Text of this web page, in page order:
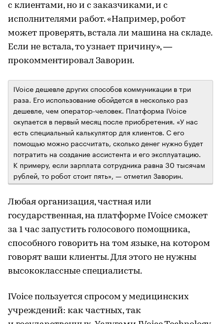
с клиентами, но и с заказчиками, и с
исполнителями работ. «Например, робот
может проверять, встала ли машина на складе.
Если не встала, то узнает причину», —
прокомментировал Заворин.
IVoice дешевле других способов коммуникации в три
раза. Его использование обойдется в несколько раз
дешевле, чем оператор-человек. Платформа IVoice
окупается в первый месяц после приобретения. «У нас
есть специальный калькулятор для клиентов. С его
помощью можно рассчитать, сколько денег нужно будет
потратить на создание ассистента и его эксплуатацию.
К примеру, если зарплата сотрудника равна 30 тысячам
рублей, то робот стоит пять», — отметил Заворин.
Любая организация, частная или
государственная, на платформе IVoice сможет
за 1 час запустить голосового помощника,
способного говорить на том языке, на котором
говорят ваши клиенты. Для этого не нужны
высококлассные специалисты.
IVoice пользуется спросом у медицинских
учреждений: как частных, так